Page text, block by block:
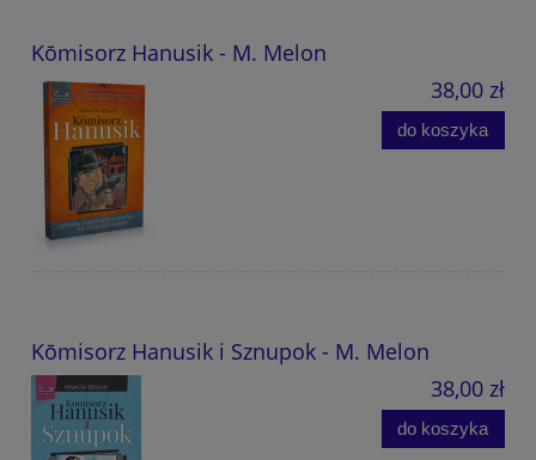
Kōmisorz Hanusik - M. Melon
38,00 zł
do koszyka
Kōmisorz Hanusik i Sznupok - M. Melon
38,00 zł
do koszyka